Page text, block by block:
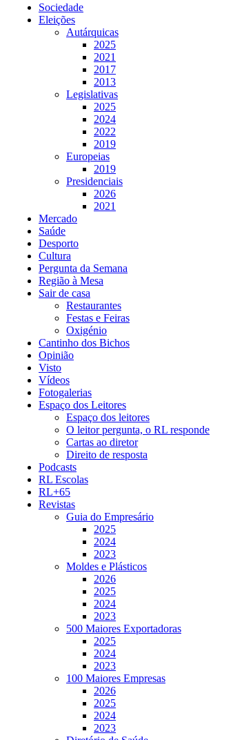
Sociedade
Eleições
Autárquicas
2025
2021
2017
2013
Legislativas
2025
2024
2022
2019
Europeias
2019
Presidenciais
2026
2021
Mercado
Saúde
Desporto
Cultura
Pergunta da Semana
Região à Mesa
Sair de casa
Restaurantes
Festas e Feiras
Oxigénio
Cantinho dos Bichos
Opinião
Visto
Vídeos
Fotogalerias
Espaço dos Leitores
Espaço dos leitores
O leitor pergunta, o RL responde
Cartas ao diretor
Direito de resposta
Podcasts
RL Escolas
RL+65
Revistas
Guia do Empresário
2025
2024
2023
Moldes e Plásticos
2026
2025
2024
2023
500 Maiores Exportadoras
2025
2024
2023
100 Maiores Empresas
2026
2025
2024
2023